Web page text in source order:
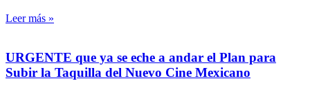
Leer más »
URGENTE que ya se eche a andar el Plan para
Subir la Taquilla del Nuevo Cine Mexicano